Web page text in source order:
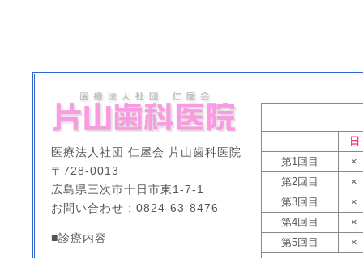
日
第1回目
×
第2回目
×
第3回目
×
第4回目
×
第5回目
×
医療法人社団 仁屋会 片山歯科医院
〒728-0013
広島県三次市十日市東1-7-1
お問い合わせ : 0824-63-8476
■診療内容